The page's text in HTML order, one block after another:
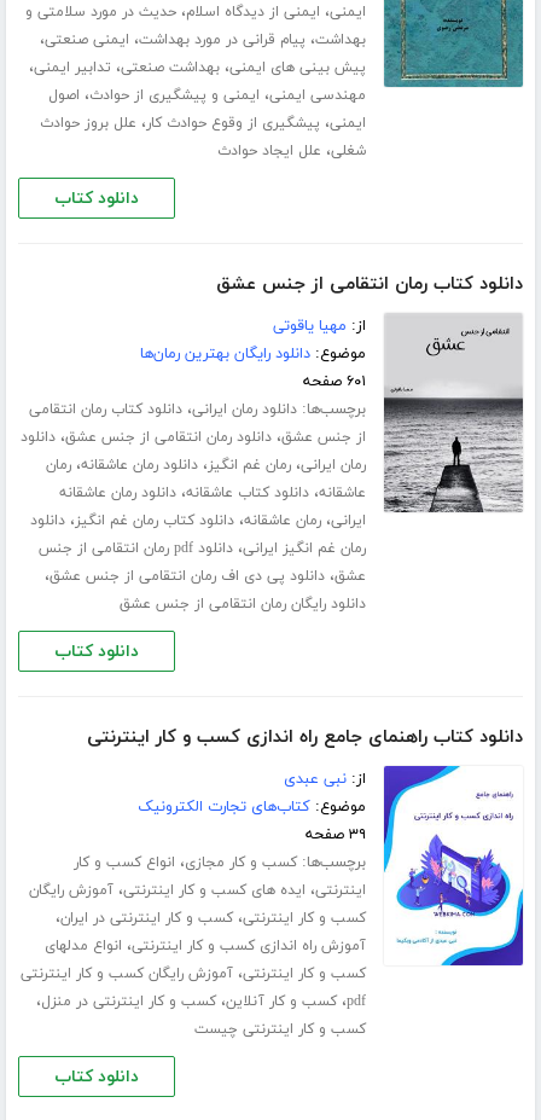
ایمنی، ایمنی از دیدگاه اسلام،حدیث در مورد سلامتی و
بهداشت، پیام قرانی در مورد بهداشت، ایمنی صنعتی،
پیش بینی های ایمنی،بهداشت صنعتی، تدابیر ایمنی،
مهندسی ایمنی، ایمنی و پیشگیری از حوادث، اصول
ایمنی، پیشگیری از وقوع حوادث کار، علل بروز حوادث
شغلی، علل ایجاد حوادث
دانلود کتاب
دانلود کتاب رمان انتقامی از جنس عشق
از: مهیا یاقوتی
موضوع:دانلود رایگان بهترین رمان‌ها
۶۰۱ صفحه
برچسب‌ها:دانلود رمان ایرانی،دانلود کتاب رمان انتقامی
از جنس عشق،دانلود رمان انتقامی از جنس عشق،دانلود
رمان ایرانی،رمان غم انگیز،دانلود رمان عاشقانه،رمان
عاشقانه،دانلود کتاب عاشقانه،دانلود رمان عاشقانه
ایرانی،رمان عاشقانه،دانلود کتاب رمان غم انگیز،دانلود
رمان غم انگیز ایرانی،
دانلود pdf رمان انتقامی از جنس
عشق،دانلود پی دی اف رمان انتقامی از جنس عشق،
دانلود رایگان رمان انتقامی از جنس عشق
دانلود کتاب
دانلود کتاب راهنمای جامع راه اندازی کسب و کار اینترنتی
از:نبی عبدی
موضوع:کتاب‌های تجارت الکترونیک
۳۹ صفحه
برچسب‌ها:کسب و کار مجازی، انواع کسب و کار
اینترنتی، ایده های کسب و کار اینترنتی،آموزش رایگان
کسب و کار اینترنتی،کسب و کار اینترنتی در ایران،
آموزش راه اندازی کسب و کار اینترنتی، انواع مدلهای
کسب و کار اینترنتی،آموزش رایگان کسب و کار اینترنتی
pdf،کسب و کار آنلاین،کسب و کار اینترنتی در منزل،
کسب و کار اینترنتی چیست
دانلود کتاب